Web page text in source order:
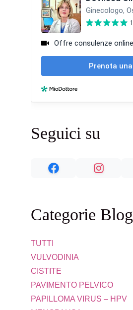
Seguici su
Categorie Blog
TUTTI
VULVODINIA
CISTITE
PAVIMENTO PELVICO
PAPILLOMA VIRUS – HPV